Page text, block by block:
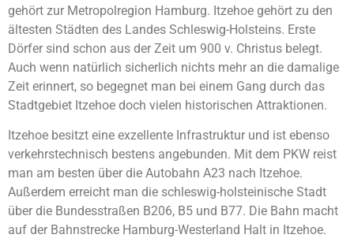
gehört zur Metropolregion Hamburg. Itzehoe gehört zu den
ältesten Städten des Landes Schleswig-Holsteins. Erste
Dörfer sind schon aus der Zeit um 900 v. Christus belegt.
Auch wenn natürlich sicherlich nichts mehr an die damalige
Zeit erinnert, so begegnet man bei einem Gang durch das
Stadtgebiet Itzehoe doch vielen historischen Attraktionen.
Itzehoe besitzt eine exzellente Infrastruktur und ist ebenso
verkehrstechnisch bestens angebunden. Mit dem PKW reist
man am besten über die Autobahn A23 nach Itzehoe.
Außerdem erreicht man die schleswig-holsteinische Stadt
über die Bundesstraßen B206, B5 und B77. Die Bahn macht
auf der Bahnstrecke Hamburg-Westerland Halt in Itzehoe.